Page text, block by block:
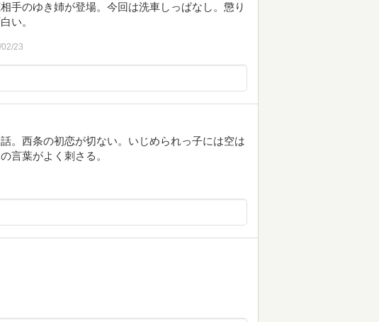
手のゆき姉が登場。今回は洗車しっぱなし。懲り
い。
23
。西条の初恋が切ない。いじめられっ子には空は
言葉がよく刺さる。